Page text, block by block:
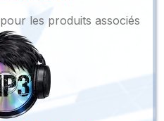
les produits associés